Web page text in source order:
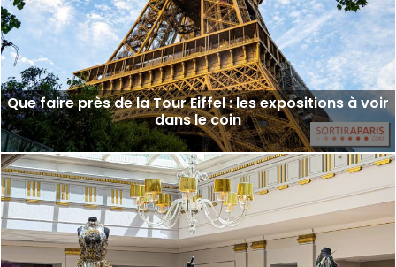
Que faire près de la Tour Eiffel : les expositions à voir
dans le coin